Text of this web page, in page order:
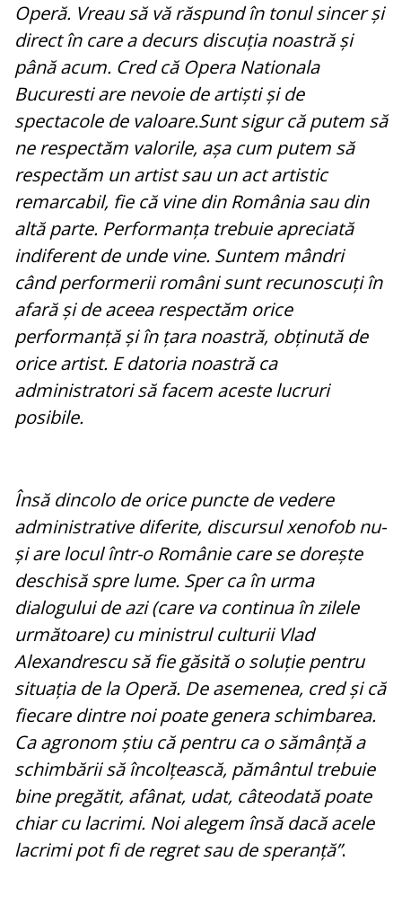
Operă. Vreau să vă răspund în tonul sincer și
direct în care a decurs discuția noastră și
până acum. Cred că Opera Nationala
Bucuresti are nevoie de artiști și de
spectacole de valoare.Sunt sigur că putem să
ne respectăm valorile, așa cum putem să
respectăm un artist sau un act artistic
remarcabil, fie că vine din România sau din
altă parte. Performanța trebuie apreciată
indiferent de unde vine. Suntem mândri
când performerii români sunt recunoscuți în
afară și de aceea respectăm orice
performanță și în țara noastră, obținută de
orice artist. E datoria noastră ca
administratori să facem aceste lucruri
posibile.
Însă dincolo de orice puncte de vedere
administrative diferite, discursul xenofob nu-
și are locul într-o Românie care se dorește
deschisă spre lume. Sper ca în urma
dialogului de azi (care va continua în zilele
următoare) cu ministrul culturii Vlad
Alexandrescu să fie găsită o soluție pentru
situația de la Operă. De asemenea, cred și că
fiecare dintre noi poate genera schimbarea.
Ca agronom știu că pentru ca o sămânță a
schimbării să încolțească, pământul trebuie
bine pregătit, afânat, udat, câteodată poate
chiar cu lacrimi. Noi alegem însă dacă acele
lacrimi pot fi de regret sau de speranță”.